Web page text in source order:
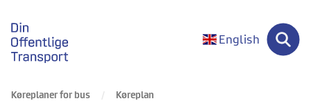
gå til forsiden
English
Køreplaner for bus Køreplan